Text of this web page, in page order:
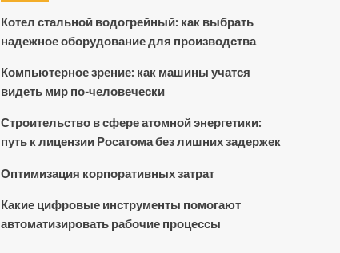
Котел стальной водогрейный: как выбрать
надежное оборудование для производства
Компьютерное зрение: как машины учатся
видеть мир по-человечески
Строительство в сфере атомной энергетики:
путь к лицензии Росатома без лишних задержек
Оптимизация корпоративных затрат
Какие цифровые инструменты помогают
автоматизировать рабочие процессы